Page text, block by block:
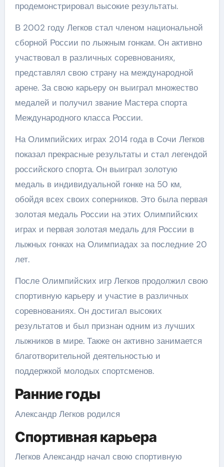
продемонстрировал высокие результаты.
В 2002 году Легков стал членом национальной
сборной России по лыжным гонкам. Он активно
участвовал в различных соревнованиях,
представлял свою страну на международной
арене. За свою карьеру он выиграл множество
медалей и получил звание Мастера спорта
Международного класса России.
На Олимпийских играх 2014 года в Сочи Легков
показал прекрасные результаты и стал легендой
российского спорта. Он выиграл золотую
медаль в индивидуальной гонке на 50 км,
обойдя всех своих соперников. Это была первая
золотая медаль России на этих Олимпийских
играх и первая золотая медаль для России в
лыжных гонках на Олимпиадах за последние 20
лет.
После Олимпийских игр Легков продолжил свою
спортивную карьеру и участие в различных
соревнованиях. Он достигал высоких
результатов и был признан одним из лучших
лыжников в мире. Также он активно занимается
благотворительной деятельностью и
поддержкой молодых спортсменов.
Ранние годы
Александр Легков родился
Спортивная карьера
Легков Александр начал свою спортивную